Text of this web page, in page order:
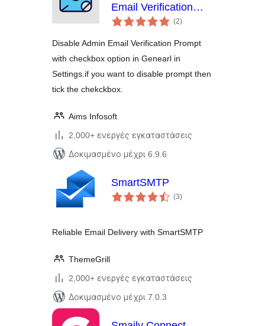
Email Verification
Prompt| Aims Infosoft
(2αξιολογήσεις
σύνολο
)
Disable Admin Email Verification Prompt
with checkbox option in Genearl in
Settings.if you want to disable prompt then
tick the chekckbox.
Aims Infosoft
2,000+ ενεργές εγκαταστάσεις
Δοκιμασμένο μέχρι 6.9.6
SmartSMTP
(3αξιολογήσεις
σύνολο
)
Reliable Email Delivery with SmartSMTP
ThemeGrill
2,000+ ενεργές εγκαταστάσεις
Δοκιμασμένο μέχρι 7.0.3